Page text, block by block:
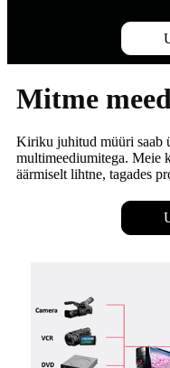
Mitme
Kiriku juhitud müüri saab
multimeediumitega. Meie
äärmiselt lihtne, tagades